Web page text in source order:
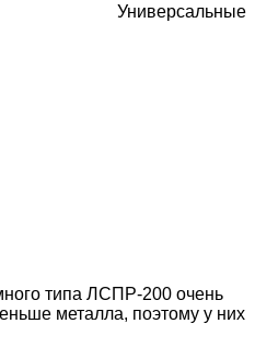
Универсальные
типа ЛСПР-200 очень
металла, поэтому у них